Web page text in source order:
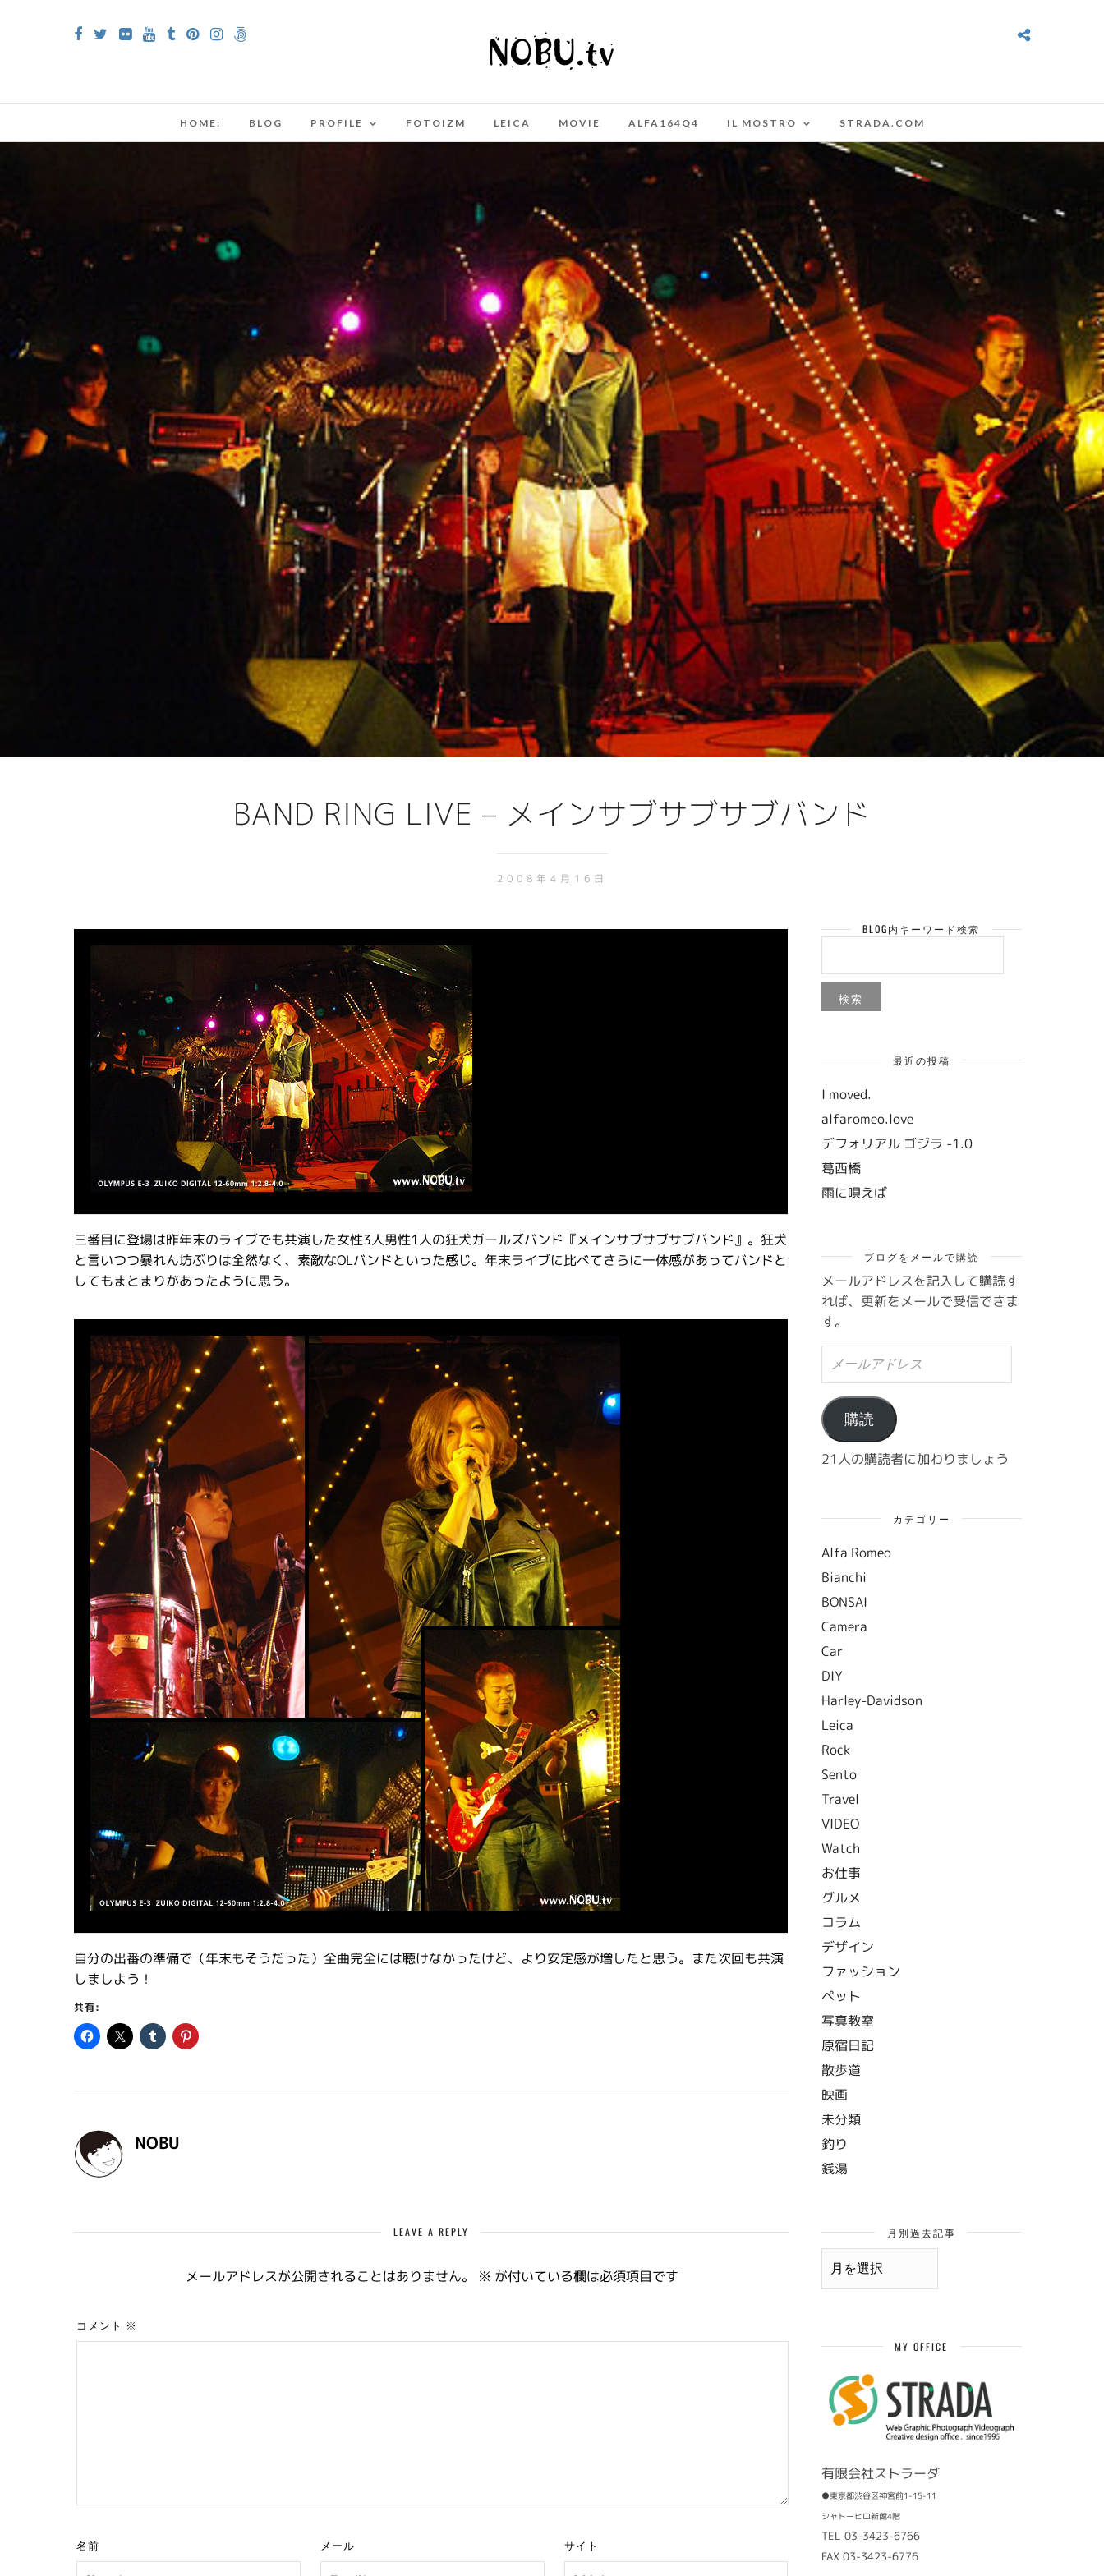
HOME: BLOG PROFILE FOTOIZM LEICA MOVIE ALFA164Q4 IL MOSTRO STRADA.COM
BAND RING LIVE – メインサブサブサブバンド
2008年4月16日
三番目に登場は昨年末のライブでも共演した女性3人男性1人の狂犬ガールズバンド『メインサブサブサブバンド』。狂犬
と言いつつ暴れん坊ぶりは全然なく、素敵なOLバンドといった感じ。年末ライブに比べてさらに一体感があってバンドと
してもまとまりがあったように思う。
自分の出番の準備で（年末もそうだった）全曲完全には聴けなかったけど、より安定感が増したと思う。また次回も共演
しましよう！
共有:
NOBU
LEAVE A REPLY
メールアドレスが公開されることはありません。 ※ が付いている欄は必須項目です
コメント ※
名前 メール サイト
BLOG内キーワード検索
最近の投稿
I moved.
alfaromeo.love
デフォリアル ゴジラ -1.0
葛西橋
雨に唄えば
ブログをメールで購読
メールアドレスを記入して購読す
れば、更新をメールで受信できま
す。
ル
ア
ド
レ
ス
購読
21人の購読者に加わりましょう
カテゴリー
Alfa Romeo
Bianchi
BONSAI
Camera
Car
DIY
Harley-Davidson
Leica
Rock
Sento
Travel
VIDEO
Watch
お仕事
グルメ
コラム
デザイン
ファッション
ペット
写真教室
原宿日記
散歩道
映画
未分類
釣り
銭湯
月別過去記事
月
MY OFFICE
有限会社ストラーダ
●東京都渋谷区神宮前1-15-11
シャトーヒロ新館4階
TEL 03-3423-6766
FAX 03-3423-6776